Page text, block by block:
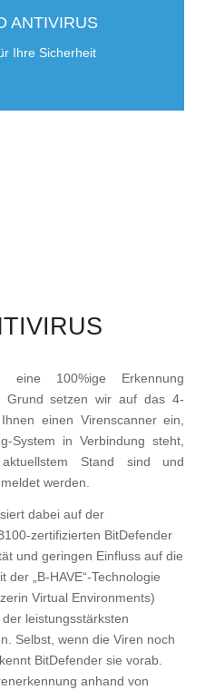
ANTIVIRUS
Ihre Sicherheit
eine 100%ige Erkennung
Grund setzen wir auf das 4-
einen Virenscanner ein,
System in Verbindung steht,
Stand sind und
werden.
dabei auf der
zertifizierten BitDefender
und geringen Einfluss auf die
„B-HAVE“-Technologie
Virtual Environments)
leistungsstärksten
Selbst, wenn die Viren noch
BitDefender sie vorab.
anhand von